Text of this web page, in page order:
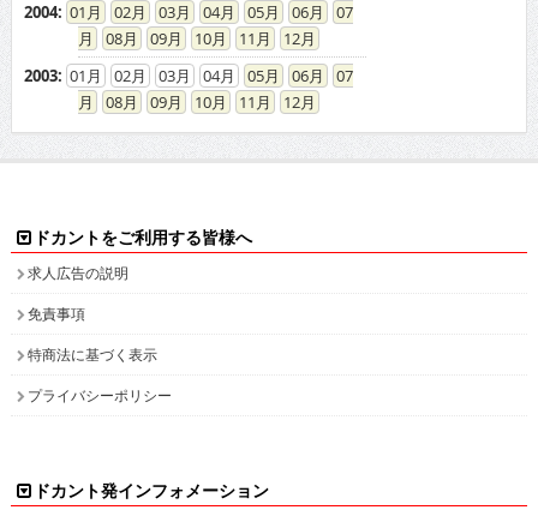
2004: 01 02 03 04 05 06
07
08
09 10 11
12
2003: 01 02 03 04 05 06
07
08
09 10 11 12
ドカントをご利用する皆様へ
求人広告の説明
免責事項
特商法に基づく表示
プライバシーポリシー
ドカント発インフォメーション